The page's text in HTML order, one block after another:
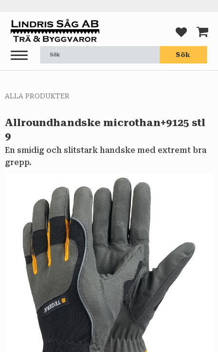
Meny
Sök
ALLA PRODUKTER
Allroundhandske microthan+9125 stl
9
En smidig och slitstark handske med extremt bra
grepp.